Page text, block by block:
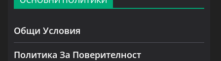
Общи Условия
Политика За Поверителност